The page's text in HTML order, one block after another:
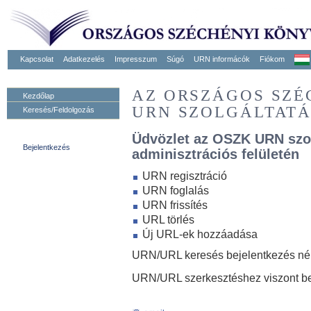
Kapcsolat Adatkezelés Impresszum Súgó URN informácók Fiókom
Kezdőlap
Keresés/Feldolgozás
Bejelentkezés
AZ ORSZÁGOS
URN
Üdvözlet az OSZK URN
adminisztrációs felületén
URN regisztráció
URN foglalás
URN frissítés
URL törlés
Új URL-ek hozzáadása
URN/URL keresés bejelentkezés
URN/URL szerkesztéshez viszont